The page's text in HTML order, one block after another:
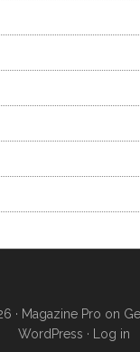
· Magazine Pro on
WordPress · Log in